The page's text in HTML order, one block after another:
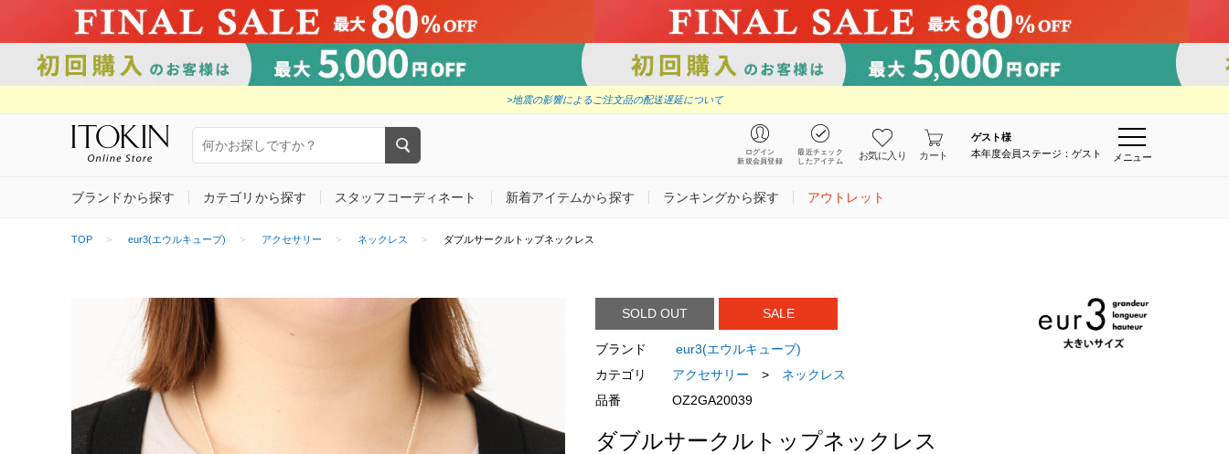
>地震の影響によるご注文品の配送遅延について
ログイン
新規会員登録
最近チェック
したアイテム
お気に入り カート
ゲスト様
本年度会員ステージ：ゲスト
メニュー
ブランドから探す カテゴリから探す スタッフコーディネート 新着アイテムから探す ランキングから探す アウトレット
TOP eur3(エウルキューブ) アクセサリー ネックレス ダブルサークルトップネックレス
SOLD OUT SALE
ブランド
eur3(エウルキューブ)
カテゴリ
アクセサリー >
ネックレス
品番
OZ2GA20039
ダブルサークルトップネックレス